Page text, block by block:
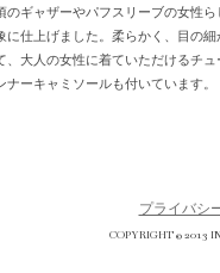
のギャザーやパフスリーブの女性
に仕上げました。柔らかく、目の
、大人の女性に着ていただけるチュ
ナーキャミソールも付いています。
プライバシ
COPYRIGHT © 2013